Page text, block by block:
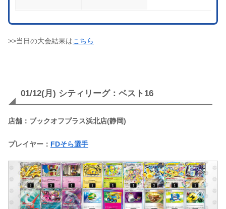
>>当日の大会結果はこちら
01/12(月) シティリーグ：ベスト16
店舗：ブックオフプラス浜北店(静岡)
プレイヤー： FDそら選手